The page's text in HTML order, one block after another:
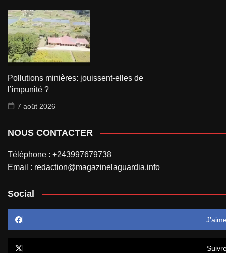
Pollutions minières: jouissent-elles de
l’impunité ?
7 août 2026
NOUS CONTACTER
Téléphone : +243997679738
Email : redaction@magazinelaguardia.info
Social